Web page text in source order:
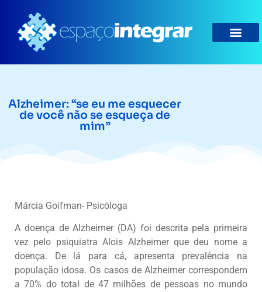
Alzheimer: “se eu me esquecer
de você não se esqueça de
mim”
Márcia Goifman- Psicóloga
A doença de Alzheimer (DA) foi descrita pela primeira
vez pelo psiquiatra Alois Alzheimer que deu nome a
doença. De lá para cá, apresenta prevalência na
população idosa. Os casos de Alzheimer correspondem
a 70% do total de 47 milhões de pessoas no mundo